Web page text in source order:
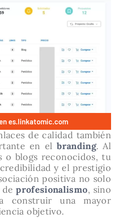
es.linkatomic.com
de calidad también
en elbranding. Al
o blogs reconocidos, tu
y el prestigio
positiva no solo
deprofesionalismo, sino
construir una mayor
objetivo.